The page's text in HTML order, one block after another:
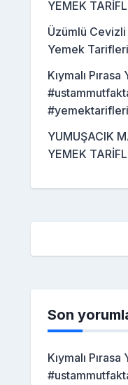
YEMEK
Üzümlü Cevizli
Yemek Tarifleri
Kıymalı
#yemektarifleri
YUMUŞACIK
YEMEK
Son
Kıymalı